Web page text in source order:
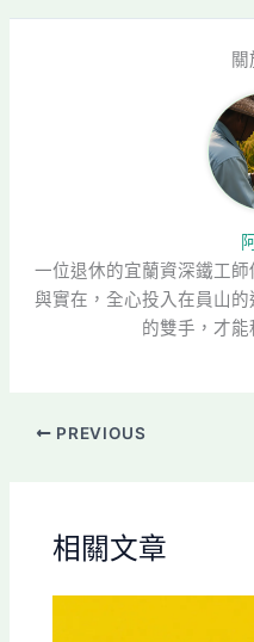
一位退休的宜蘭資深鐵工
與實在，全心投入在員山
的雙手，才能
PREVIOUS
相關文章